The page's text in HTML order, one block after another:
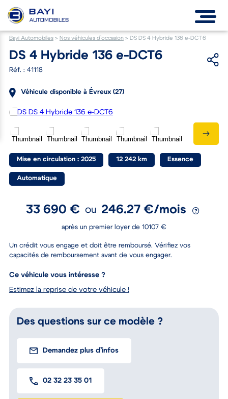
Bayi Automobiles> Nos véhicules d’occasion> DS DS 4 Hybride 136 e-DCT6
DS 4 Hybride 136 e-DCT6
Réf. : 41118
Véhicule disponible à Évreux (27)
Mise en circulation : 2025 12 242 km Essence
Automatique
33 690 € ou 246.27 €/mois
après un premier loyer de 10107 €
Un crédit vous engage et doit être remboursé. Vérifiez vos
capacités de remboursement avant de vous engager.
Ce véhicule vous intéresse ?
Estimez la reprise de votre véhicule !
Des questions sur ce modèle ?
Demandez plus d’infos
02 32 23 35 01